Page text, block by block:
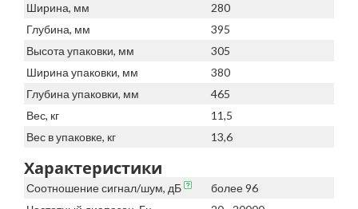
Ширина, мм
280
Глубина, мм
395
Высота упаковки, мм
305
Ширина упаковки, мм
380
Глубина упаковки, мм
465
Вес, кг
11,5
Вес в упаковке, кг
13,6
Характеристики
Соотношение сигнал/шум, дБ
более 96